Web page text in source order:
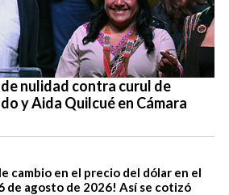
nulidad contra curul de
y Aida Quilcué en Cámara
cambio en el precio del dólar en el
de agosto de 2026! Así se cotizó